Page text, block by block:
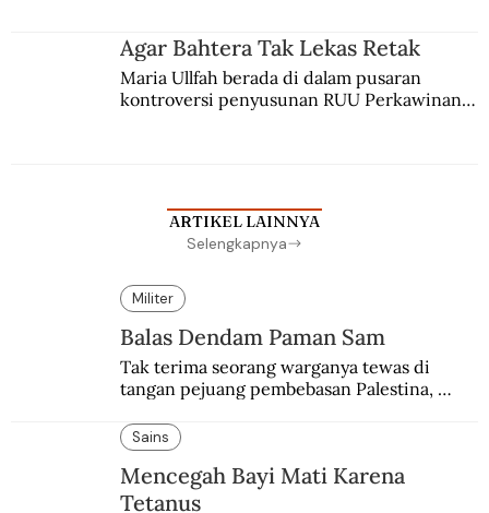
Agar Bahtera Tak Lekas Retak
Maria Ullfah berada di dalam pusaran
kontroversi penyusunan RUU Perkawinan.
ARTIKEL LAINNYA
Selengkapnya
Militer
Balas Dendam Paman Sam
Tak terima seorang warganya tewas di
tangan pejuang pembebasan Palestina,
pembalasan.
Sains
Mencegah Bayi Mati Karena
Tetanus